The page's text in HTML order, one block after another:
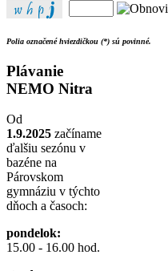
Polia označené hviezdičkou (*) sú povinné.
Plávanie
NEMO Nitra
Od
1.9.2025 začíname
ďalšiu sezónu v
bazéne na
Párovskom
gymnáziu v týchto
dňoch a časoch:
pondelok:
15.00 - 16.00 hod.